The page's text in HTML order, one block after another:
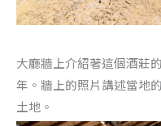
大廳牆上介紹著這個酒莊
年。牆上的照片講述當地
土地。